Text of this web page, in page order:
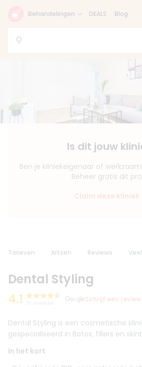
Behandelingen DEALS Blog
Is dit jouw
Ben je kliniekeigenaar of
Beheer gratis dit
Claim deze kliniek
Tarieven Artsen Reviews
Dental Styling
4.1
Schrijf een review
Dental Styling is een cosmetische
gespecialiseerd in Botox, fillers en
In het kort